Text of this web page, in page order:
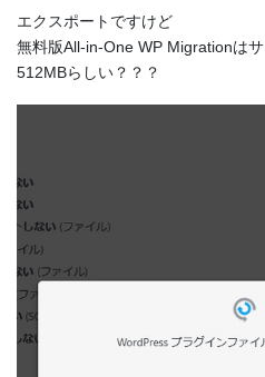
エクスポートですけど
無料版All-in-One WP Migrationは
512MBらしい？？？